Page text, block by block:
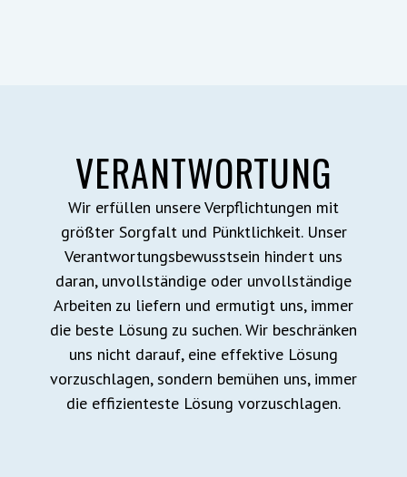
VERANTWORTUNG
Wir erfüllen unsere Verpflichtungen mit
größter Sorgfalt und Pünktlichkeit. Unser
Verantwortungsbewusstsein hindert uns
daran, unvollständige oder unvollständige
Arbeiten zu liefern und ermutigt uns, immer
die beste Lösung zu suchen. Wir beschränken
uns nicht darauf, eine effektive Lösung
vorzuschlagen, sondern bemühen uns, immer
die effizienteste Lösung vorzuschlagen.